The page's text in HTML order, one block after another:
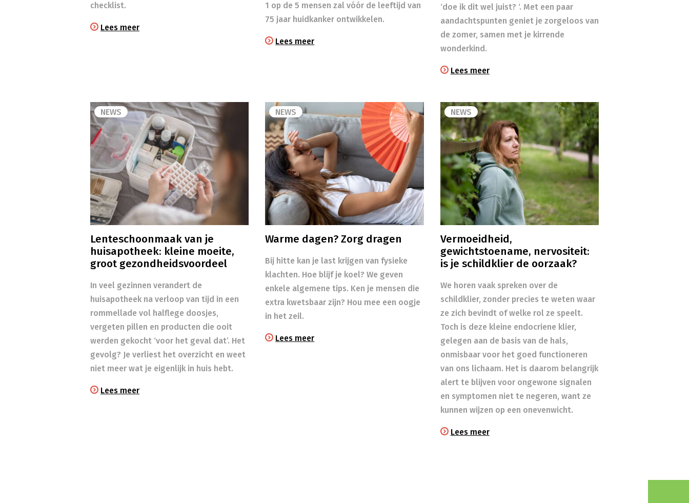
checklist.
Lees meer
1 op de 5 mensen zal vóór de leeftijd van
75 jaar huidkanker ontwikkelen.
Lees meer
‘doe ik dit wel juist? ‘. Met een paar
aandachtspunten geniet je zorgeloos van
de zomer, samen met je kirrende
wonderkind.
Lees meer
NEWS
Lenteschoonmaak van je
huisapotheek: kleine moeite,
groot gezondheidsvoordeel
In veel gezinnen verandert de
huisapotheek na verloop van tijd in een
rommellade vol halflege doosjes,
vergeten pillen en producten die ooit
werden gekocht ‘voor het geval dat’. Het
gevolg? Je verliest het overzicht en weet
niet meer wat je eigenlijk in huis hebt.
Lees meer
NEWS
Warme dagen? Zorg dragen
Bij hitte kan je last krijgen van fysieke
klachten. Hoe blijf je koel? We geven
enkele algemene tips. Ken je mensen die
extra kwetsbaar zijn? Hou mee een oogje
in het zeil.​
Lees meer
NEWS
Vermoeidheid,
gewichtstoename, nervositeit:
is je schildklier de oorzaak?
We horen vaak spreken over de
schildklier, zonder precies te weten waar
ze zich bevindt of welke rol ze speelt.
Toch is deze kleine endocriene klier,
gelegen aan de basis van de hals,
onmisbaar voor het goed functioneren
van ons lichaam. Het is daarom belangrijk
alert te blijven voor ongewone signalen
en symptomen niet te negeren, want ze
kunnen wijzen op een onevenwicht.
Lees meer